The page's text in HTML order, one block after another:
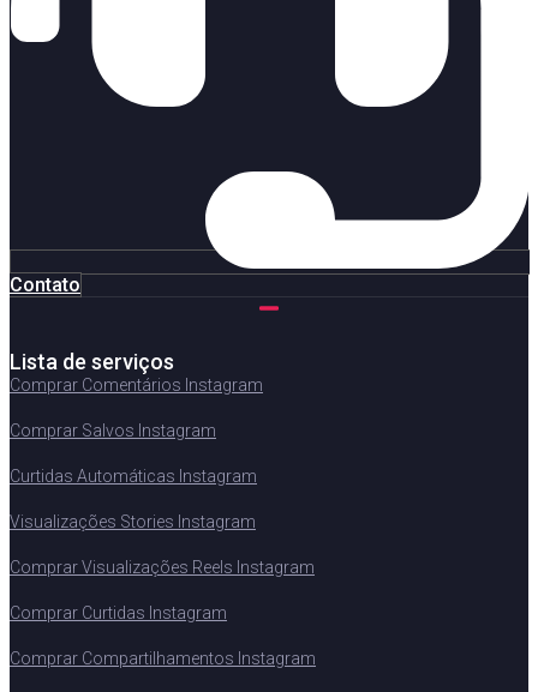
Contato
Lista de serviços
Comprar Comentários Instagram
Comprar Salvos Instagram
Curtidas Automáticas Instagram
Visualizações Stories Instagram
Comprar Visualizações Reels Instagram
Comprar Curtidas Instagram
Comprar Compartilhamentos Instagram